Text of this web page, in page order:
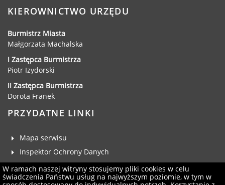
KIEROWNICTWO URZĘDU
Burmistrz Miasta
Małgorzata Machalska
I Zastępca Burmistrza
Piotr Izydorski
II Zastępca Burmistrza
Dorota Franek
PRZYDATNE LINKI
Mapa serwisu
Inspektor Ochrony Danych
Deklaracja dostępności
Klauzula RODO
W ramach naszej witryny stosujemy pliki cookies w celu
świadczenia Państwu usług na najwyższym poziomie, w tym w